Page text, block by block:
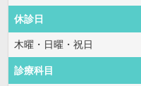
休診日
木曜・日曜・祝日
診療科目